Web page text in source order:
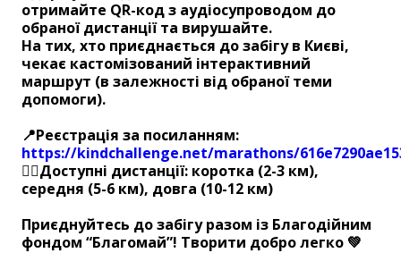
отримайте QR-код з аудіосупроводом до
обраної дистанції та вирушайте.
На тих, хто приєднається до забігу в Києві,
чекає кастомізований інтерактивний
маршрут (в залежності від обраної теми
допомоги).
📍Реєстрація за посиланням:
https://kindchallenge.net/marathons/
🏃‍♀️Доступні дистанції: коротка (2-3 км),
середня (5-6 км), довга (10-12 км)
Приєднуйтесь до забігу разом із Благодійним
фондом “Благомай”! Творити добро легко 💚